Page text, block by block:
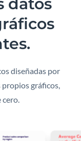
datos
diseñadas por
gráficos,
cero.